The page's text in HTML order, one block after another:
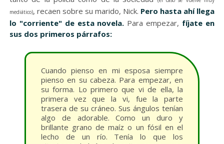
mediático), recaen sobre su marido, Nick. Pero hasta ahí llega
lo "corriente" de esta novela. Para empezar, fíjate en
sus dos primeros párrafos:
Cuando pienso en mi esposa siempre
pienso en su cabeza. Para empezar, en
su forma. Lo primero que vi de ella, la
primera vez que la vi, fue la parte
trasera de su cráneo. Sus ángulos tenían
algo de adorable. Como un duro y
brillante grano de maíz o un fósil en el
lecho de un río. Tenía lo que los